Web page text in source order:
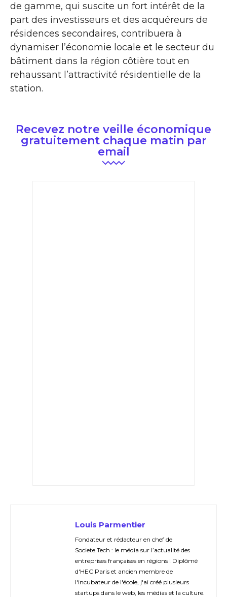
de gamme, qui suscite un fort intérêt de la
part des investisseurs et des acquéreurs de
résidences secondaires, contribuera à
dynamiser l’économie locale et le secteur du
bâtiment dans la région côtière tout en
rehaussant l’attractivité résidentielle de la
station.
Recevez notre veille économique
gratuitement chaque matin par
email
Louis Parmentier
Fondateur et rédacteur en chef de
Societe.Tech : le média sur l’actualité des
entreprises françaises en régions ! Diplômé
d'HEC Paris et ancien membre de
l'incubateur de l'école, j'ai créé plusieurs
startups dans le web, les médias et la culture.